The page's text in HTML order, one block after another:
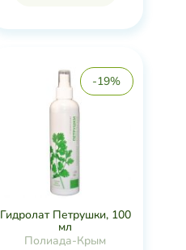
-19%
Гидролат Петрушки, 100
мл
Полиада-Крым